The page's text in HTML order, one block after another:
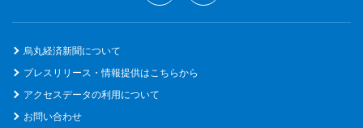
烏丸経済新聞について
プレスリリース・情報提供はこちらから
アクセスデータの利用について
お問い合わせ